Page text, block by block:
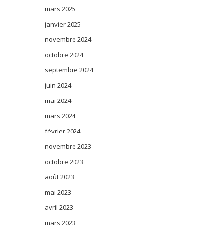
mars 2025
janvier 2025
novembre 2024
octobre 2024
septembre 2024
juin 2024
mai 2024
mars 2024
février 2024
novembre 2023
octobre 2023
août 2023
mai 2023
avril 2023
mars 2023